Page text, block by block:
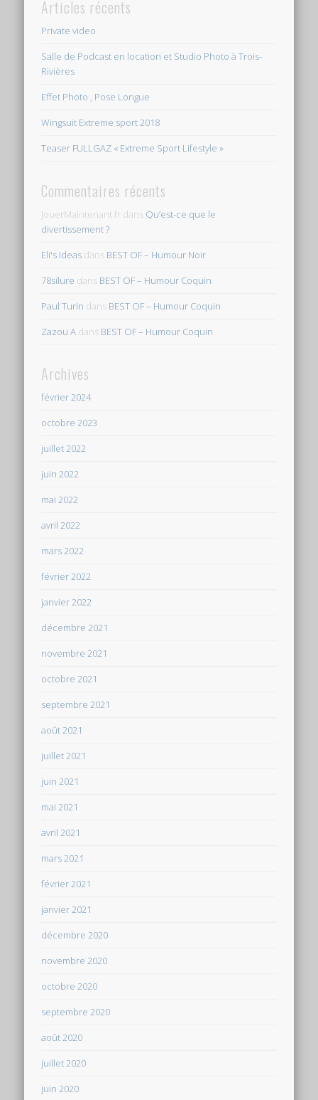
Articles récents
Private video
Salle de Podcast en location et Studio Photo à Trois-
Rivières
Effet Photo , Pose Longue
Wingsuit Extreme sport 2018
Teaser FULLGAZ « Extreme Sport Lifestyle »
Commentaires récents
JouerMaintenant.fr dans Qu’est-ce que le
divertissement ?
Eli's Ideas dans BEST OF – Humour Noir
78silure dans BEST OF – Humour Coquin
Paul Turin dans BEST OF – Humour Coquin
Zazou A dans BEST OF – Humour Coquin
Archives
février 2024
octobre 2023
juillet 2022
juin 2022
mai 2022
avril 2022
mars 2022
février 2022
janvier 2022
décembre 2021
novembre 2021
octobre 2021
septembre 2021
août 2021
juillet 2021
juin 2021
mai 2021
avril 2021
mars 2021
février 2021
janvier 2021
décembre 2020
novembre 2020
octobre 2020
septembre 2020
août 2020
juillet 2020
juin 2020